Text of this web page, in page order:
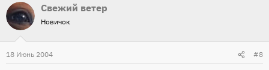
Свежий ветер
Новичок
18 Июнь 2004 #8